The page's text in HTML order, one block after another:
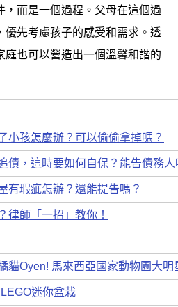
，而是一個過程。父母在這個過
優先考慮孩子的感受和需求。透
庭也可以營造出一個溫馨和諧的
小孩怎麼辦？可以偷偷拿掉嗎？
債，這時要如何自保？能告債務人
有瑕疵怎辦？還能提告嗎？
律師「一招」教你！
貓Oyen! 馬來西亞國家動物園大明
迷你盆栽